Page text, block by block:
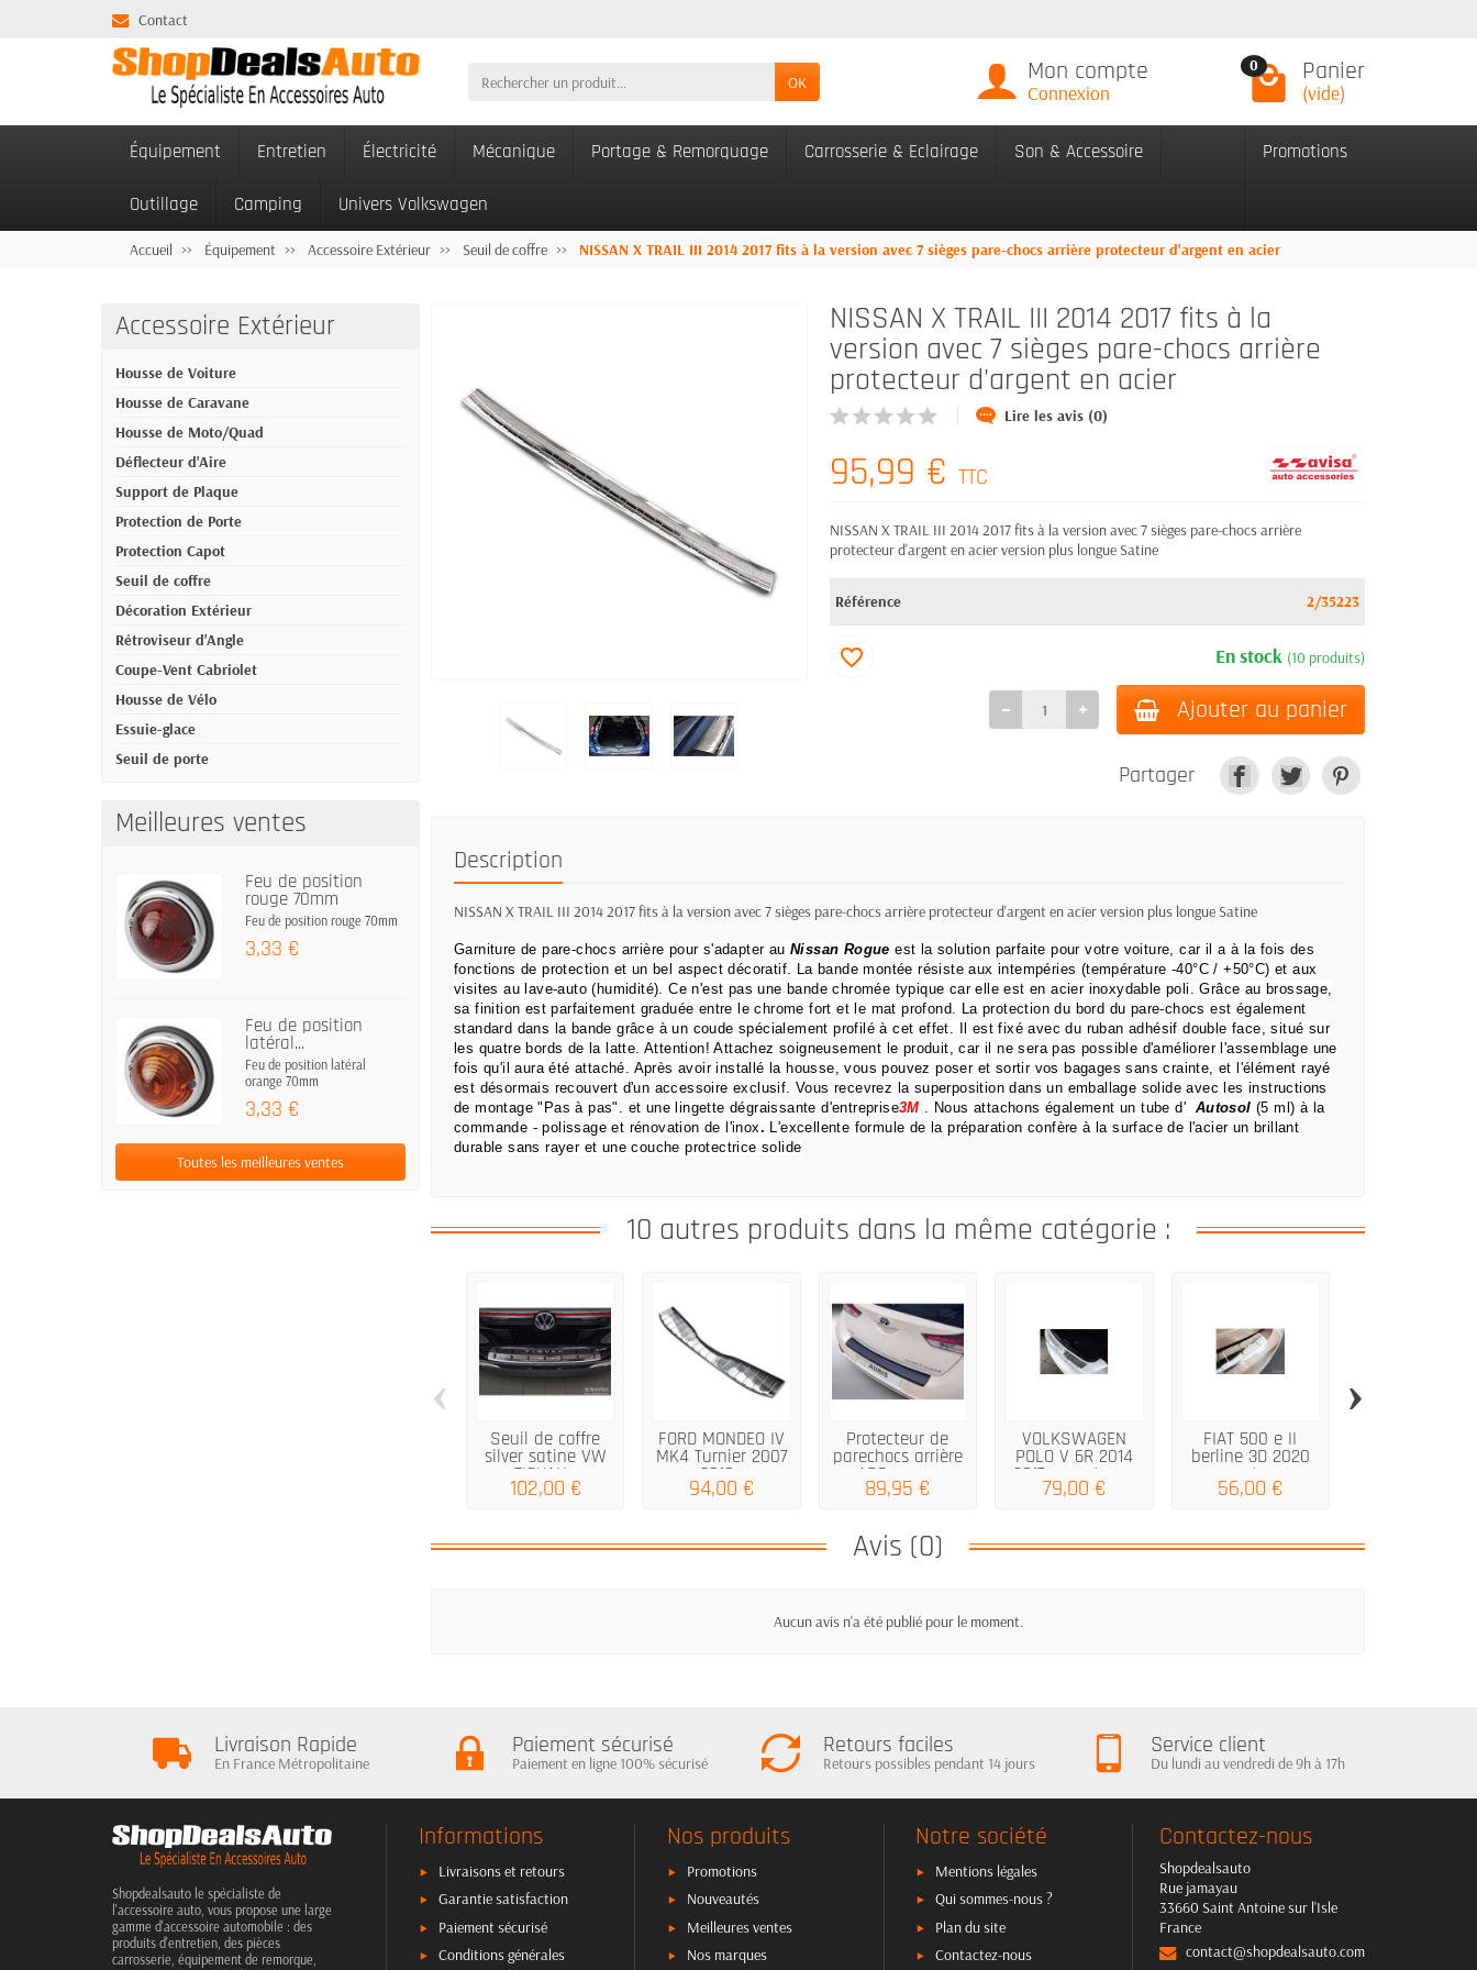
Contact
OK Mon compte
Connexion
0 Panier
(vide)
Équipement Entretien Électricité Mécanique Portage & Remorquage Carrosserie & Eclairage Son & Accessoire
Outillage Camping Univers Volkswagen
Promotions
Accueil Équipement Accessoire Extérieur Seuil de coffre NISSAN X TRAIL III 2014 2017 fits à la version avec 7 sièges pare-chocs arrière protecteur d'argent en acier
Accessoire Extérieur
Housse de Voiture
Housse de Caravane
Housse de Moto/Quad
Déflecteur d'Aire
Support de Plaque
Protection de Porte
Protection Capot
Seuil de coffre
Décoration Extérieur
Rétroviseur d'Angle
Coupe-Vent Cabriolet
Housse de Vélo
Essuie-glace
Seuil de porte
Meilleures ventes
Feu de position
rouge 70mm
Feu de position rouge 70mm
3,33 €
Feu de position
latéral...
Feu de position latéral
orange 70mm
3,33 €
Toutes les meilleures ventes
NISSAN X TRAIL III 2014 2017 fits à la
version avec 7 sièges pare-chocs arrière
protecteur d'argent en acier
Lire les avis (0)
95,99 € TTC
NISSAN X TRAIL III 2014 2017 fits à la version avec 7 sièges pare-chocs arrière
protecteur d'argent en acier version plus longue Satine
Référence 2/35223
En stock (10 produits)
Ajouter au panier
favorite_border
Partager
Description
NISSAN X TRAIL III 2014 2017 fits à la version avec 7 sièges pare-chocs arrière protecteur d'argent en acier version plus longue Satine
Garniture de pare-chocs arrière pour s'adapter au Nissan Rogue est la solution parfaite pour votre voiture, car il a à la fois des
fonctions de protection et un bel aspect décoratif. La bande montée résiste aux intempéries (température -40°C / +50°C) et aux
visites au lave-auto (humidité).Ce n'est pas une bande chromée typique car elle est en acier inoxydable poli.Grâce au brossage,
sa finition est parfaitement graduée entre le chrome fort et le mat profond. La protection du bord du pare-chocs est également
standard dans la bande grâce à un coude spécialement profilé à cet effet.
Il est fixé avec du ruban adhésif double face, situé sur
les quatre bords de la latte. Attention!Attachez soigneusement le produit, car il ne sera pas possible d'améliorer l'assemblage une
fois qu'il aura été attaché. Après avoir installé la housse, vous pouvez poser et sortir vos bagages sans crainte,et l'élément rayé
est désormais recouvert d'un accessoire exclusif. Vous recevrez la superposition dans un emballage solide avec les instructions
de montage "Pas à pas". et une lingette dégraissante d'entreprise3M . Nous attachons également un tube d' Autosol (5 ml) à la
commande - polissage et rénovation de l'inox. L'excellente formule de la préparation confère à la surface de l'acier un brillant
durable sans rayer et une couche protectrice solide
10 autres produits dans la même catégorie :
Seuil de coffre
silver satine VW
TIGUAN...
102,00 €
FORD MONDEO IV
MK4 Turnier 2007
2010...
94,00 €
Protecteur de
parechocs arrière
ABS pour...
89,95 €
VOLKSWAGEN
POLO V 6R 2014
2017 argent en...
79,00 €
FIAT 500 e II
berline 3D 2020
argent en...
56,00 €
‹ ›
Avis (0)
Aucun avis n'a été publié pour le moment.
Livraison Rapide
En France Métropolitaine
Paiement sécurisé
Paiement en ligne 100% sécurisé
Retours faciles
Retours possibles pendant 14 jours
Service client
Du lundi au vendredi de 9h à 17h
Shopdealsauto le spécialiste de
l'accessoire auto, vous propose une large
gamme d'accessoire automobile : des
produits d'entretien, des pièces
carrosserie, équipement de remorque,
Informations
Livraisons et retours
Garantie satisfaction
Paiement sécurisé
Conditions générales
Nos produits
Promotions
Nouveautés
Meilleures ventes
Nos marques
Notre société
Mentions légales
Qui sommes-nous ?
Plan du site
Contactez-nous
Contactez-nous
Shopdealsauto
Rue jamayau
33660 Saint Antoine sur l'Isle
France
contact@shopdealsauto.com